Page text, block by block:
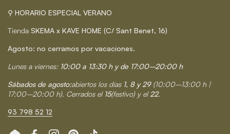
⚲ HORARIO ESPECIAL VERANO
Tienda SKEMA x KAVE HOME (C/ Sant Benet, 16)
Agosto: no cerramos por vacaciones.
Lunes a viernes: 10:00 a 13:30 h y de 17:00–20:00 h
Sábados de agosto:abiertos los días 1, 8 y 29 (10:00–13:00 h |
17:00–20:00 h). Cerrados el 15(festivo) y el22.
93 798 52 12